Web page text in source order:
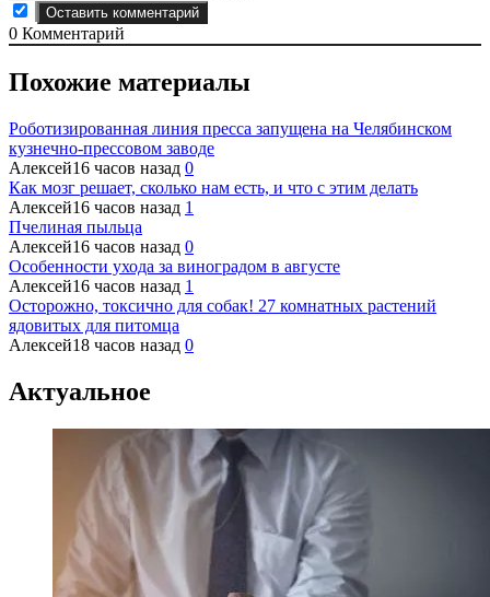
0 Комментарий
Похожие материалы
Роботизированная линия пресса запущена на Челябинском
кузнечно-прессовом заводе
Алексей16 часов назад 0
Как мозг решает, сколько нам есть, и что с этим делать
Алексей16 часов назад 1
Пчелиная пыльца
Алексей16 часов назад 0
Особенности ухода за виноградом в августе
Алексей16 часов назад 1
Осторожно, токсично для собак! 27 комнатных растений
ядовитых для питомца
Алексей18 часов назад 0
Актуальное